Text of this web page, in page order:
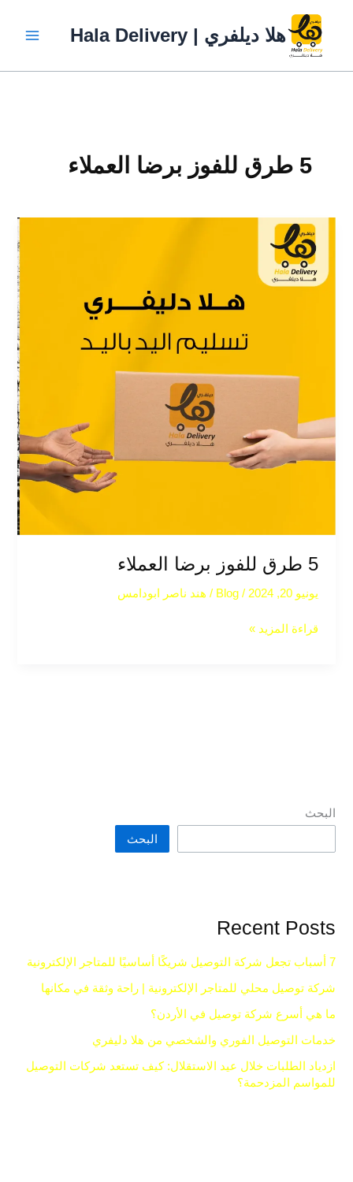
المحتوى
هلا ديلفري | Hala Delivery
5 طرق للفوز برضا العملاء
5 طرق للفوز برضا العملاء
يونيو 20, 2024 /
Blog
/ هند ناصر ابودامس
5
طرق
للفوز
برضا
قراءة المزيد »
البحث
البحث
Recent Posts
7 أسباب تجعل شركة التوصيل شريكًا أساسيًا للمتاجر الإلكترونية
شركة توصيل محلي للمتاجر الإلكترونية | راحة وثقة في مكانها
ما هي أسرع شركة توصيل في الأردن؟
خدمات التوصيل الفوري والشخصي من هلا دليفري
ازدياد الطلبات خلال عيد الاستقلال: كيف تستعد شركات التوصيل
للمواسم المزدحمة؟